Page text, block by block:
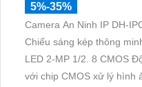
5%-35%
Camera An Ninh IP DH-
Chiếu sáng kép thông
LED 2-MP 1/2. 8 CMOS Độ phân giải tối đa 2 MP sắc nét
với chip CMOS xử lý hình